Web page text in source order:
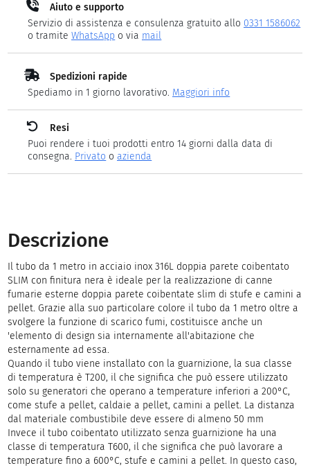
Aiuto e supporto
Servizio di assistenza e consulenza gratuito allo 0331 1586062
o tramiteWhatsApp o via mail
Spedizioni rapide
Spediamo in 1 giorno lavorativo. Maggiori info
Resi
Puoi rendere i tuoi prodotti entro 14 giorni dalla data di
consegna. Privato oazienda
Descrizione
Il tubo da 1 metro in acciaio inox 316L doppia parete coibentato
SLIM con finitura nera è ideale per la realizzazione di canne
fumarie esterne doppia parete coibentate slim di stufe e camini a
pellet. Grazie alla suo particolare colore il tubo da 1 metro oltre a
svolgere la funzione di scarico fumi, costituisce anche un
'elemento di design sia internamente all'abitazione che
esternamente ad essa.
Quando il tubo viene installato con la guarnizione, la sua classe
di temperatura è T200, il che significa che può essere utilizzato
solo su generatori che operano a temperature inferiori a 200°C,
come stufe a pellet, caldaie a pellet, camini a pellet. La distanza
dal materiale combustibile deve essere di almeno 50 mm
Invece il tubo coibentato utilizzato senza guarnizione ha una
classe di temperatura T600, il che significa che può lavorare a
temperature fino a 600°C, stufe e camini a pellet. In questo caso,